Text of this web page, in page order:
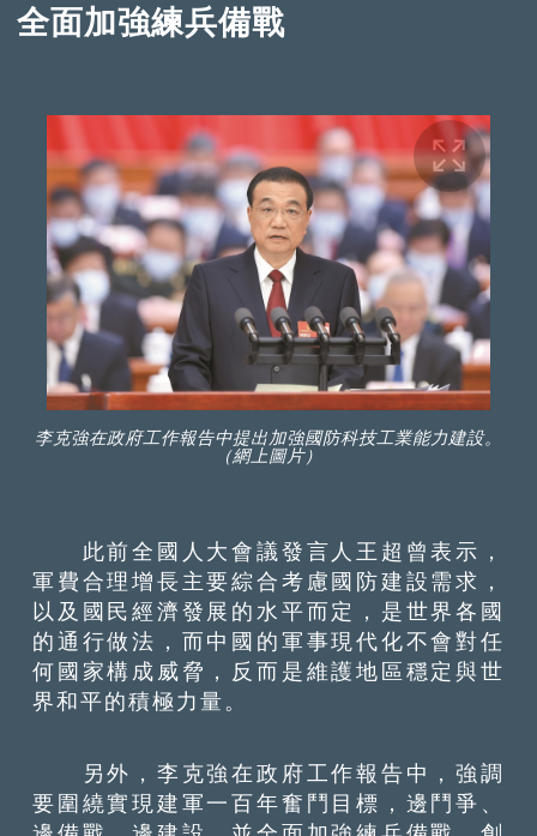
全面加強練兵備戰
李克強在政府工作報告中提出加強國防科技工業能力建設。
（網上圖片）
此前全國人大會議發言人王超曾表示，
軍費合理增長主要綜合考慮國防建設需求，
以及國民經濟發展的水平而定，是世界各國
的通行做法，而中國的軍事現代化不會對任
何國家構成威脅，反而是維護地區穩定與世
界和平的積極力量。
另外，李克強在政府工作報告中，強調
要圍繞實現建軍一百年奮鬥目標，邊鬥爭、